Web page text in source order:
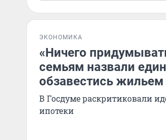
ЭКОНОМИКА
«Ничего
семьям назвали
обзавестись жильем
В Госдуме раскритиковали
ипотеки